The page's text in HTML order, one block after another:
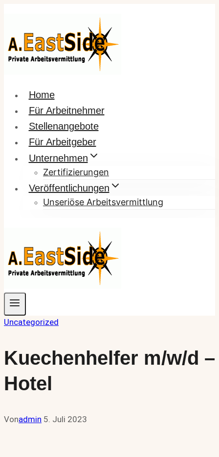
springen
Home
Für Arbeitnehmer
Stellenangebote
Für Arbeitgeber
Unternehmen
Zertifizierungen
Veröffentlichungen
Unseriöse Arbeitsvermittlung
Uncategorized
Kuechenhelfer m/w/d –
Hotel
Vonadmin 5. Juli 2023